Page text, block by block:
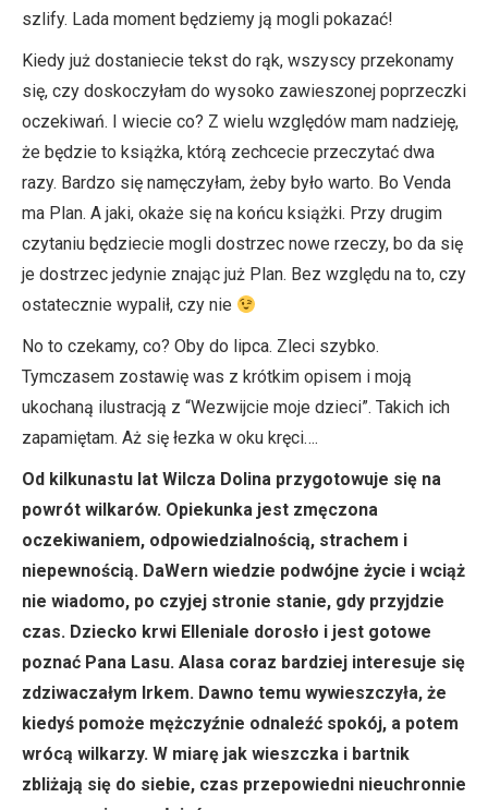
szlify. Lada moment będziemy ją mogli pokazać!
Kiedy już dostaniecie tekst do rąk, wszyscy przekonamy
się, czy doskoczyłam do wysoko zawieszonej poprzeczki
oczekiwań. I wiecie co? Z wielu względów mam nadzieję,
że będzie to książka, którą zechcecie przeczytać dwa
razy. Bardzo się namęczyłam, żeby było warto. Bo Venda
ma Plan. A jaki, okaże się na końcu książki. Przy drugim
czytaniu będziecie mogli dostrzec nowe rzeczy, bo da się
je dostrzec jedynie znając już Plan. Bez względu na to, czy
ostatecznie wypalił, czy nie
No to czekamy, co? Oby do lipca. Zleci szybko.
Tymczasem zostawię was z krótkim opisem i moją
ukochaną ilustracją z “Wezwijcie moje dzieci”. Takich ich
zapamiętam. Aż się łezka w oku kręci….
Od kilkunastu lat Wilcza Dolina przygotowuje się na
powrót wilkarów. Opiekunka jest zmęczona
oczekiwaniem, odpowiedzialnością, strachem i
niepewnością. DaWern wiedzie podwójne życie i wciąż
nie wiadomo, po czyjej stronie stanie, gdy przyjdzie
czas. Dziecko krwi Elleniale dorosło i jest gotowe
poznać Pana Lasu. Alasa coraz bardziej interesuje się
zdziwaczałym Irkem. Dawno temu wywieszczyła, że
kiedyś pomoże mężczyźnie odnaleźć spokój, a potem
wrócą wilkarzy. W miarę jak wieszczka i bartnik
zbliżają się do siebie, czas przepowiedni nieuchronnie